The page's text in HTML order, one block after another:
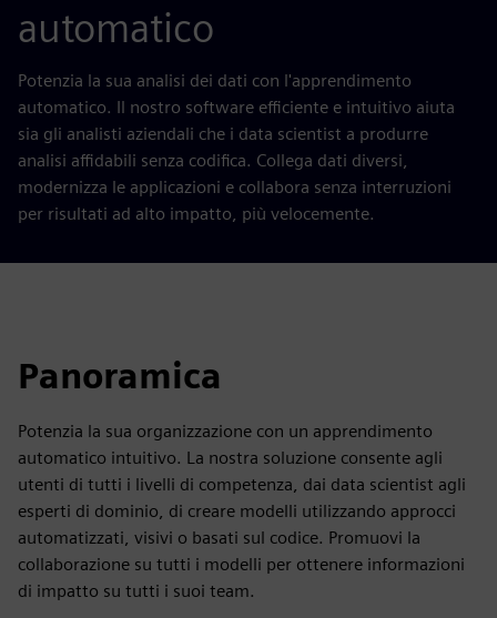
automatico
Potenzia la sua analisi dei dati con l'apprendimento
automatico. Il nostro software efficiente e intuitivo aiuta
sia gli analisti aziendali che i data scientist a produrre
analisi affidabili senza codifica. Collega dati diversi,
modernizza le applicazioni e collabora senza interruzioni
per risultati ad alto impatto, più velocemente.
Panoramica
Potenzia la sua organizzazione con un apprendimento
automatico intuitivo. La nostra soluzione consente agli
utenti di tutti i livelli di competenza, dai data scientist agli
esperti di dominio, di creare modelli utilizzando approcci
automatizzati, visivi o basati sul codice. Promuovi la
collaborazione su tutti i modelli per ottenere informazioni
di impatto su tutti i suoi team.